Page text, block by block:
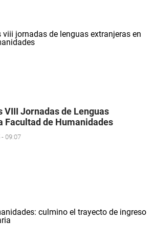
VIII Jornadas de Lenguas
Facultad de Humanidades
- 09:07